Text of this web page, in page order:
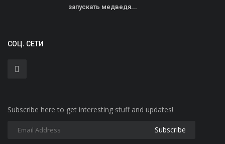
запускать медведя...
СОЦ. СЕТИ
Subscribe here to get interesting stuff and updates!